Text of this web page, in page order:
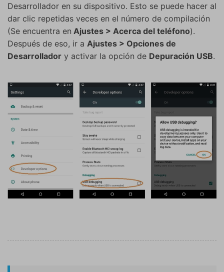
Desarrollador en su dispositivo. Esto se puede hacer al
dar clic repetidas veces en el número de compilación
(Se encuentra en Ajustes > Acerca del teléfono).
Después de eso, ir a Ajustes > Opciones de
Desarrollador y activar la opción de Depuración USB.